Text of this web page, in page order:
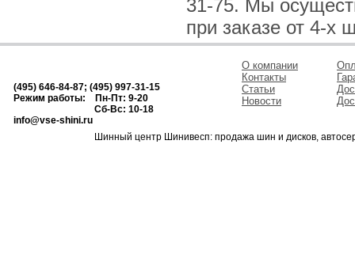
31-75. Мы
при заказе от 4-х
(495) 646-84-87; (495) 997-31-15
Режим работы: Пн-Пт: 9-20
Сб-Вс: 10-18
info@vse-shini.ru
О компании
Контакты
Статьи
Новости
Шинный центр Шинивесп: продажа шин и дисков,